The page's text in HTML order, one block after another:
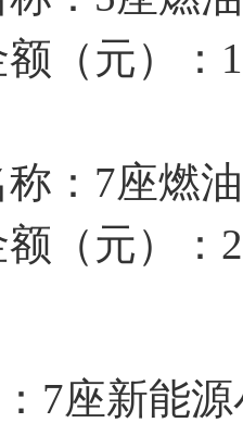
元）：
：7座燃
元）：
7座新能